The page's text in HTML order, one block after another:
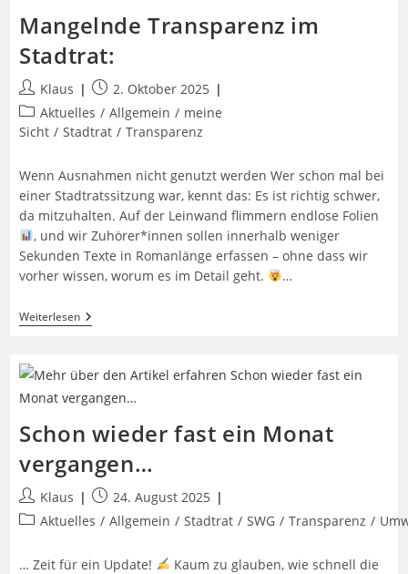
Mangelnde Transparenz im
Stadtrat:
Beitrags-
Autor:
Klaus
Beitrag
veröffentlicht:
2. Oktober 2025
Beitrags-
Kategorie:
Aktuelles / Allgemein / meine
Sicht / Stadtrat / Transparenz
Wenn Ausnahmen nicht genutzt werden Wer schon mal bei
einer Stadtratssitzung war, kennt das: Es ist richtig schwer,
da mitzuhalten. Auf der Leinwand flimmern endlose Folien
, und wir Zuhörer*innen sollen innerhalb weniger
Sekunden Texte in Romanlänge erfassen – ohne dass wir
vorher wissen, worum es im Detail geht.
…
WeiterlesenMangelnde
Transparenz
Schon wieder fast ein Monat
vergangen…
Beitrags-
Autor:
Klaus
Beitrag
veröffentlicht:
24. August 2025
Beitrags-
Aktuelles / Allgemein / Stadtrat / SWG / Transparenz /
… Zeit für ein Update!
Kaum zu glauben, wie schnell die